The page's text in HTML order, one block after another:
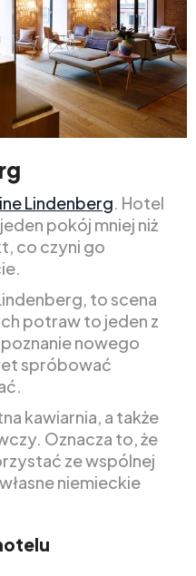
Lindenberg. Hotel
pokój mniej niż
co czyni go
to scena
potraw to jeden z
nowego
spróbować
kawiarnia, a także
Oznacza to, że
ze wspólnej
niemieckie